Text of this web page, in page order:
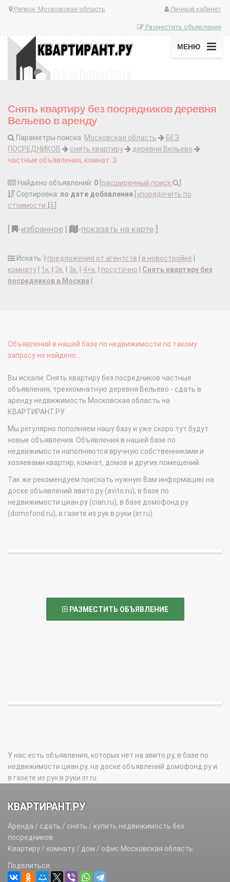
Регион: Московская область Личный кабинет
Разместить объявление
МЕНЮ
Снять квартиру без посредников деревня
Вельево в аренду
Параметры поиска: Московская область
БЕЗ
ПОСРЕДНИКОВ
снять квартиру
деревня Вельево
частные объявления, комнат: 3
Найдено объявлений: 0 расширенный поиск
Сортировка: по дате добавления упорядочить по
стоимости
-избранное | -показать на карте
Искать: | предложения от агентств в новостройке
комнату
1к. 2к. 3к. 4+к. посуточно
Снять квартиру без
посредников в Москве
Объявлений в нашей базе по недвижимости по такому
запросу не найдено...
Вы искали: Снять квартиру без посредников частные
объявления, трехкомнатную деревня Вельево - сдать в
аренду недвижимость Московская область на
КВАРТИРАНТ.РУ
Мы регулярно пополняем нашу базу и уже скоро тут будут
новые объявления. Объявления в нашей базе по
недвижимости наполняются вручную собственниками и
хозяевами квартир, комнат, домов и других помещений.
Так же рекомендуем поискать нужную Вам информацию на
доске объявлений авито.ру (avito.ru), в базе по
недвижимости циан.ру (cian.ru), в базе домофонд.ру
(domofond.ru), в газете из рук в руки (irr.ru).
РАЗМЕСТИТЬ ОБЪЯВЛЕНИЕ
У нас есть объявления, которых нет на авито.ру, в базе по
недвижимости циан.ру, на доске объявлений домофонд.ру и
в газете из рук в руки irr.ru
КВАРТИРАНТ.РУ
Аренда / сдать / снять / купить недвижимость без
посредников.
Квартиру / комнату / дом / офис Московская область
Поделиться: